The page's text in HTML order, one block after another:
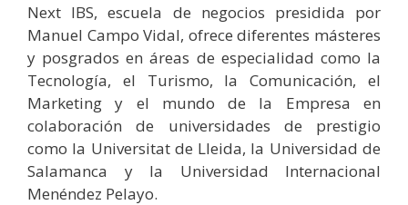
Next IBS, escuela de negocios presidida por
Manuel Campo Vidal, ofrece diferentes másteres
y posgrados en áreas de especialidad como la
Tecnología, el Turismo, la Comunicación, el
Marketing y el mundo de la Empresa en
colaboración de universidades de prestigio
como la Universitat de Lleida, la Universidad de
Salamanca y la Universidad Internacional
Menéndez Pelayo.